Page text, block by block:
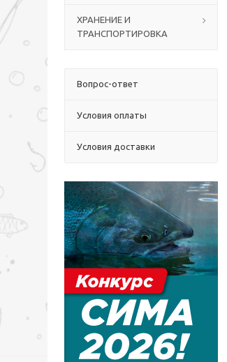
ХРАНЕНИЕ И
ТРАНСПОРТИРОВКА
Вопрос-ответ
Условия оплаты
Условия доставки